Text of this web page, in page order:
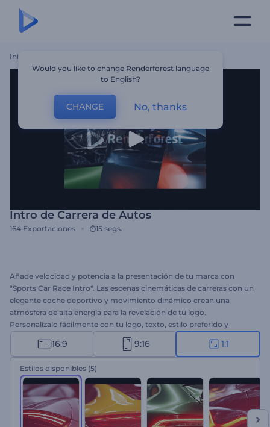
Inicio
Intro de Carrera de Autos
164 Exportaciones 15 segs.
Añade velocidad y potencia a la presentación de tu marca con
"Sports Car Race Intro". Las escenas cinemáticas de carreras con un
elegante coche deportivo y movimiento dinámico crean una
atmósfera de alta energía para la revelación de tu logo.
Personalízalo fácilmente con tu logo, texto, estilo preferido y
música de fondo para ajustarlo a tus necesidades. Perfecto para
contenido de carreras, promociones automotrices, intros de juegos
y presentaciones vibrantes. ¡Crea ahora y deja que tu marca corra
con estilo!
16:9 9:16 1:1
Estilos disponibles (5)
Would you like to change Renderforest language
to English?
CHANGE No, thanks